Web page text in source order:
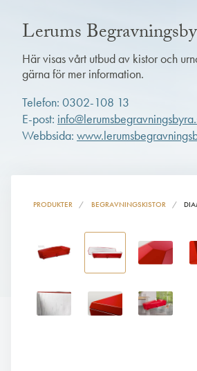
Lerums
Här visas vårt utbud av kistor och
gärna för mer information.
Telefon: 0302-108 13
E-post:
Webbsida:
PRODUKTER BEGRAVNINGSKISTOR